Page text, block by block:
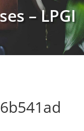
– LPGI